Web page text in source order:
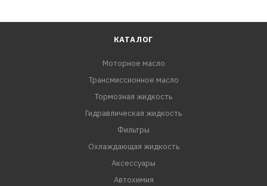
КАТАЛОГ
Моторное масло
Трансмиссионное масло
Тормозная жидкость
Гидравлическая жидкость
Фильтры
Охлаждающая жидкость
Аксессуары
Автохимия